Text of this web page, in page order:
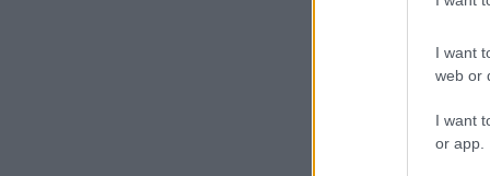
I want
web or
I want
or app.